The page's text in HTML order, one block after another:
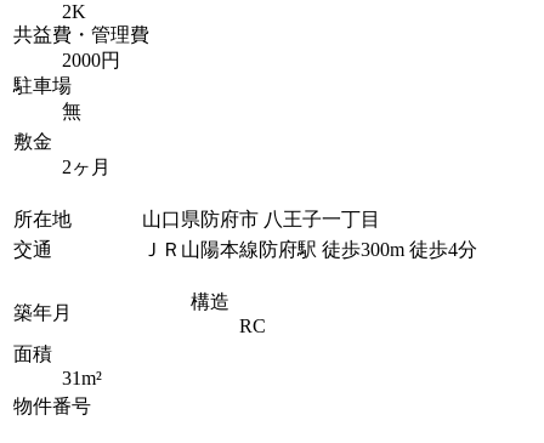
2K
共益費・管理費
2000円
駐車場
無
敷金
2ヶ月
所在地
山口県防府市 八王子一丁目
交通
ＪＲ山陽本線防府駅 徒歩300m 徒歩4分
築年月
構造
RC
面積
31m²
物件番号